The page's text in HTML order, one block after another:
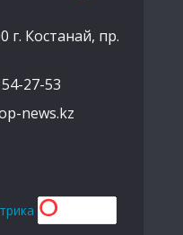
г. Костанай, пр.
27-53
news.kz